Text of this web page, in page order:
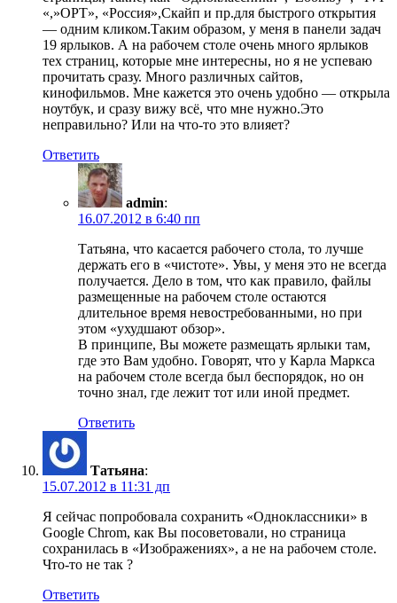
«,»ОРТ», «Россия»,Скайп и пр.для быстрого открытия
— одним кликом.Таким образом, у меня в панели задач
19 ярлыков. А на рабочем столе очень много ярлыков
тех страниц, которые мне интересны, но я не успеваю
прочитать сразу. Много различных сайтов,
кинофильмов. Мне кажется это очень удобно — открыла
ноутбук, и сразу вижу всё, что мне нужно.Это
неправильно? Или на что-то это влияет?
Ответить
admin:
16.07.2012 в 6:40 пп
Татьяна, что касается рабочего стола, то лучше
держать его в «чистоте». Увы, у меня это не всегда
получается. Дело в том, что как правило, файлы
размещенные на рабочем столе остаются
длительное время невостребованными, но при
этом «ухудшают обзор».
В принципе, Вы можете размещать ярлыки там,
где это Вам удобно. Говорят, что у Карла Маркса
на рабочем столе всегда был беспорядок, но он
точно знал, где лежит тот или иной предмет.
Ответить
Татьяна:
15.07.2012 в 11:31 дп
Я сейчас попробовала сохранить «Одноклассники» в
Google Chrom, как Вы посоветовали, но страница
сохранилась в «Изображениях», а не на рабочем столе.
Что-то не так ?
Ответить